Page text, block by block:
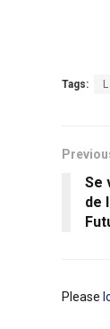
Tags:
Se
de
Please